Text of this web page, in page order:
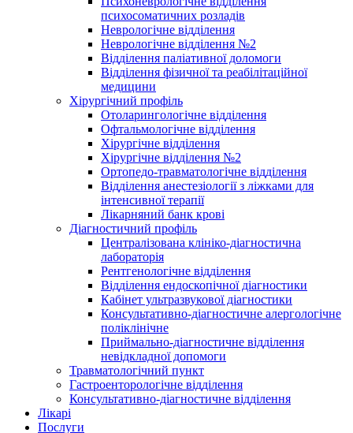
психосоматичних розладів
Неврологічне відділення
Неврологічне відділення №2
Відділення паліативної доломоги
Відділення фізичної та реабілітаційної
медицини
Хірургічний профіль
Отоларингологічне відділення
Офтальмологічне відділення
Хірургічне відділення
Хірургічне відділення №2
Ортопедо-травматологічне відділення
Відділення анестезіології з ліжками для
інтенсивної терапії
Лікарняний банк крові
Діагностичний профіль
Централізована клініко-діагностична
лабораторія
Рентгенологічне відділення
Відділення ендоскопічної діагностики
Кабінет ультразвукової діагностики
Консультативно-діагностичне алергологічне
поліклінічне
Приймально-діагностичне відділення
невідкладної допомоги
Травматологічний пункт
Гастроенторологічне відділення
Консультативно-діагностичне відділення
Лікарі
Послуги